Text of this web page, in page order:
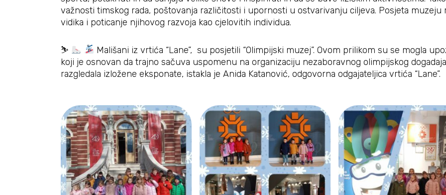
važnosti timskog rada, poštovanja različitosti i upornosti u ostvarivanju ciljeva. Posjeta
vidika i poticanje njihovog razvoja kao cjelovitih individua.
⛷
Mališani iz vrtića “Lane”, su posjetili “Olimpijski muzej”. Ovom prilikom su se mogla
koji je osnovan da trajno sačuva uspomenu na organizaciju nezaboravnog olimpijskog
razgledala izložene eksponate, istakla je Anida Katanović, odgovorna odgajateljica vrtića “Lane”.